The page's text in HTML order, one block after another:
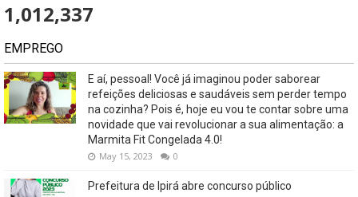
1,012,337
EMPREGO
E aí, pessoal! Você já imaginou poder saborear
refeições deliciosas e saudáveis ​​sem perder tempo
na cozinha? Pois é, hoje eu vou te contar sobre uma
novidade que vai revolucionar a sua alimentação: a
Marmita Fit Congelada 4.0!
May 15, 2023 0
Prefeitura de Ipirá abre concurso público